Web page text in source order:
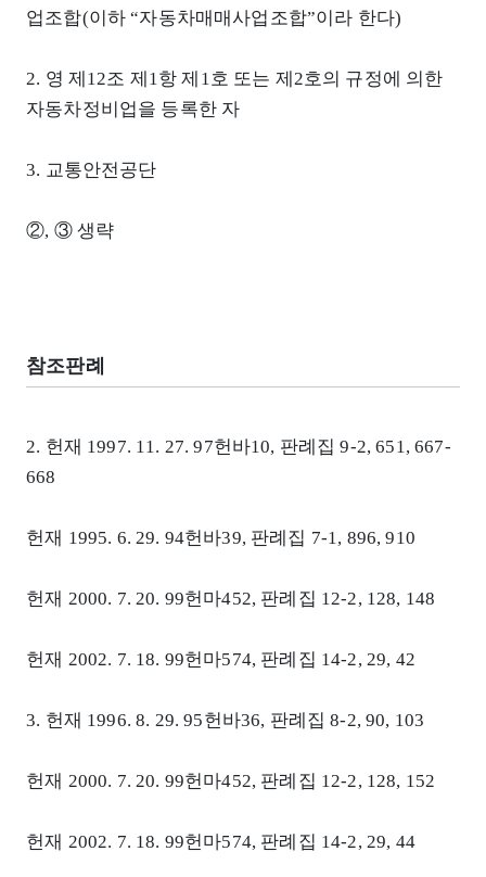
업조합(이하 “자동차매매사업조합”이라 한다)
2. 영 제12조 제1항 제1호 또는 제2호의 규정에 의한
자동차정비업을 등록한 자
3. 교통안전공단
②, ③ 생략
참조판례
2. 헌재 1997. 11. 27. 97헌바10, 판례집 9-2, 651, 667-
668
헌재 1995. 6. 29. 94헌바39, 판례집 7-1, 896, 910
헌재 2000. 7. 20. 99헌마452, 판례집 12-2, 128, 148
헌재 2002. 7. 18. 99헌마574, 판례집 14-2, 29, 42
3. 헌재 1996. 8. 29. 95헌바36, 판례집 8-2, 90, 103
헌재 2000. 7. 20. 99헌마452, 판례집 12-2, 128, 152
헌재 2002. 7. 18. 99헌마574, 판례집 14-2, 29, 44